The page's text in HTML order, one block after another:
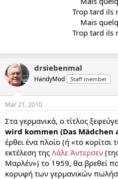
Trop tard ils
Mais
Trop tard ils
drsiebenmal
HandyMod Staff member
Mar 21, 2010
Στα γερμανικά, ο τίτλος
wird kommen (Das Mädchen
έρθει ένα πλοίο (ή «το κορίτσι
εκτέλεση της Λάλε Άντερσεν
Μαρλέν») το 1959, θα βρεθεί
κορυφή των γερμανικών